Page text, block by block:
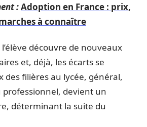
:Adoption en France : prix,
à connaître
découvre de nouveaux
et, déjà, les écarts se
des filières au lycée, général,
devient un
déterminant la suite du